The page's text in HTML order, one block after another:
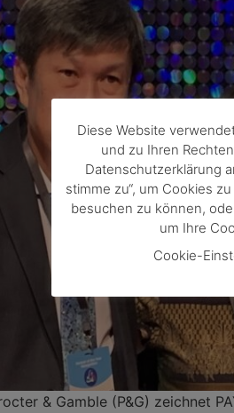
& Gamble (P&G) zeichnet
Diese Website
und zu Ihren
Datenschutzerklärung
stimme zu“, um Cookies
besuchen zu können,
um Ihre
Cookie-